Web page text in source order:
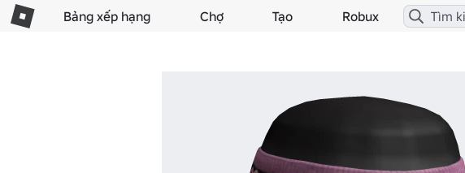
Bảng xếp hạng Chợ Tạo Robux